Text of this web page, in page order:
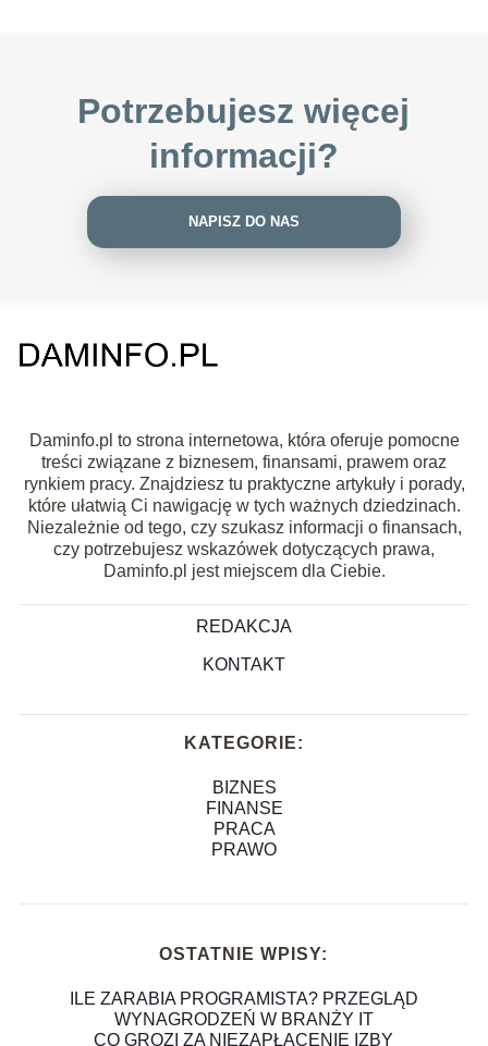
Potrzebujesz więcej
informacji?
NAPISZ DO NAS
Daminfo.pl to strona internetowa, która oferuje pomocne
treści związane z biznesem, finansami, prawem oraz
rynkiem pracy. Znajdziesz tu praktyczne artykuły i porady,
które ułatwią Ci nawigację w tych ważnych dziedzinach.
Niezależnie od tego, czy szukasz informacji o finansach,
czy potrzebujesz wskazówek dotyczących prawa,
Daminfo.pl jest miejscem dla Ciebie.
REDAKCJA
KONTAKT
KATEGORIE:
BIZNES
FINANSE
PRACA
PRAWO
OSTATNIE WPISY:
ILE ZARABIA PROGRAMISTA? PRZEGLĄD
WYNAGRODZEŃ W BRANŻY IT
CO GROZI ZA NIEZAPŁACENIE IZBY